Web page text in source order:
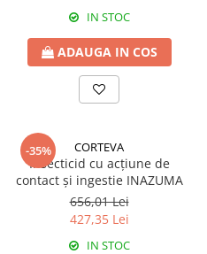
Fertilizanți foliari
HASMAȚUCHI
Fungicide
HRIȘCĂ
PĂSTÂRNAC
Fertilizanți foliari
PĂȘUNI
Fertilizanți foliari
Insecticide
PELUZE
Insecticide
PEPENE GALBEN
Insecticide
IN STOC
ADAUGA IN COS
-35% CORTEVA
Insecticid cu acțiune de
contact și ingestie INAZUMA
656,01 Lei
427,35 Lei
IN STOC